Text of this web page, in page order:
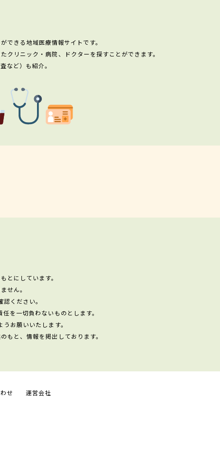
できる地域医療情報サイトです。
リニック・病院、ドクターを探すことができます。
など）も紹介。
とにしています。
せん。
ください。
を一切負わないものとします。
お願いいたします。
もと、情報を掲出しております。
せ 運営会社